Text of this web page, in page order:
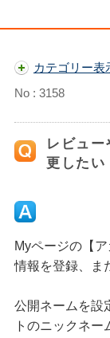
カテゴリー表
No : 3158
レビュ
更したい
Myページの【
情報を登録、ま
公開ネームを設
トのニックネー